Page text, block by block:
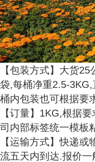
【包装方式】大货
袋,每桶净重2.5-
桶内包装也可根据要
【订量】1KG,根据
司内部标签统一模板
【运输方式】快递
流五天内到达.报价